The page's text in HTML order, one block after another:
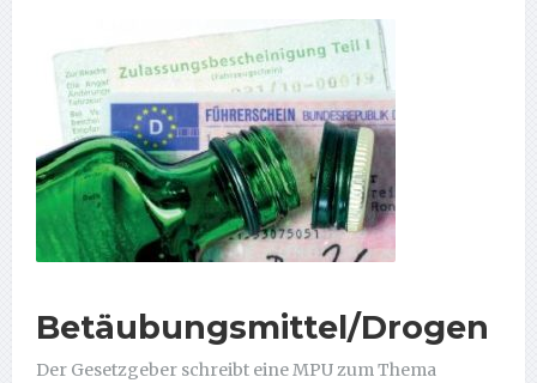
Betäubungsmittel/Drogen
Der Gesetzgeber schreibt eine MPU zum Thema